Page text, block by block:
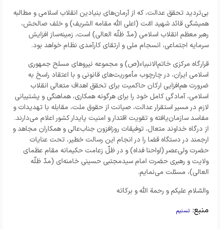
بی‌تردید تحقق عدالت، که از آرمان‌های بنیادین انقلاب اسلامی و مطالبه
همیشگی قائد شهید امّت (اعلی اللّه مقامه الشریف) و خلف صالحش،
رهبر معظم انقلاب اسلامی (مدّ ظلّه العالی) است، زمینه‌ساز افزایش
سرمایه اجتماعی، انسجام ملی و ارتقای کارآمدی نظام خواهد بود.
قرارگاه مرکزی خاتم‌الانبیاء(ص) و مجموعه نیروهای مسلح جمهوری
اسلامی ایران، در چارچوب مأموریت‌های قانونی و با اعتقاد راسخ به
ضرورت هم‌افزایی ارکان حاکمیت برای تحقق اهداف متعالی انقلاب
اسلامی، آمادگی کامل خود را برای هرگونه همکاری، هماهنگی و پشتیبانی
لازم در مسیر استقرار عدالت، صیانت از حقوق ملت، مقابله با تهدیدات و
مفاسد سازمان‌یافته و تقویت اقتدار و امنیت پایدار کشور اعلام می‌دارند.
از درگاه خداوند متعال، توفیقات روزافزون جناب‌عالی و همکاران مجاهد و
ارجمند در دستگاه قضا را در انجام این رسالت خطیر، تحت عنایات
حضرت ولی‌عصر (اواحنا فداه) و در ظلّ زعامت حکیمانه مقام عظمای
ولایت و رهبری حضرت امام سیدمجتبی حسینی خامنه‌ای (مدّ ظلّه
العالی)، مسئلت می‌نمایم.
والسّلام علیکم و رحمة اللّه و برکاته
منبع: تسنیم